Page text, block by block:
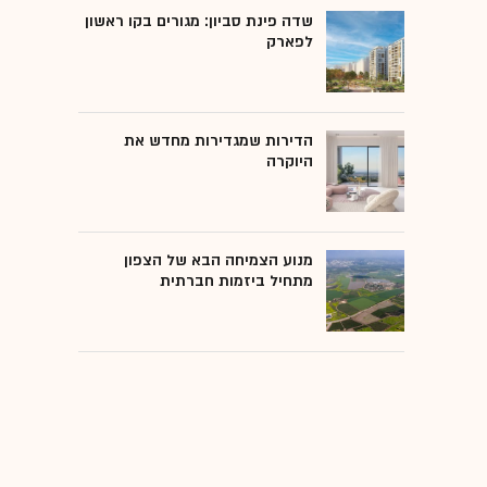
שדה פינת סביון: מגורים בקו ראשון
לפארק
הדירות שמגדירות מחדש את
היוקרה
מנוע הצמיחה הבא של הצפון
מתחיל ביזמות חברתית